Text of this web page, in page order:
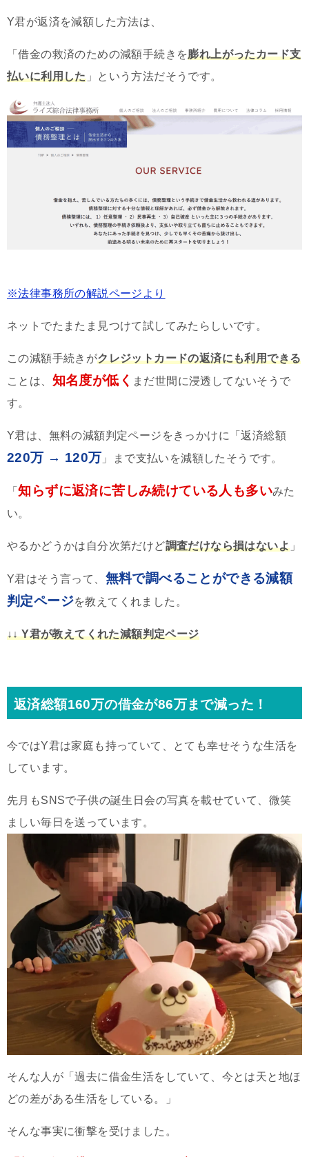
Y君が返済を減額した方法は、
「借金の救済のための減額手続きを膨れ上がったカード支
払いに利用した」という方法だそうです。
※法律事務所の解説ページより
ネットでたまたま見つけて試してみたらしいです。
この減額手続きがクレジットカードの返済にも利用できる
ことは、 知名度が低く まだ世間に浸透してないそうで
す。
Y君は、無料の減額判定ページをきっかけに「返済総額
220万 → 120万 」まで支払いを減額したそうです。
「知らずに返済に苦しみ続けている人も多いみた
い。
やるかどうかは自分次第だけど調査だけなら損はないよ 」
Y君はそう言って、 無料で調べることができる減額
判定ページを教えてくれました。
↓↓ Y君が教えてくれた減額判定ページ
返済総額160万の借金が86万まで減った！
今ではY君は家庭も持っていて、とても幸せそうな生活を
しています。
先月もSNSで子供の誕生日会の写真を載せていて、微笑
ましい毎日を送っています。
そんな人が「過去に借金生活をしていて、今とは天と地ほ
どの差がある生活をしている。」
そんな事実に衝撃を受けました。